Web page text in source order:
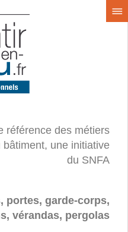
référence des métiers
une initiative
du SNFA
portes, garde-corps,
vérandas, pergolas